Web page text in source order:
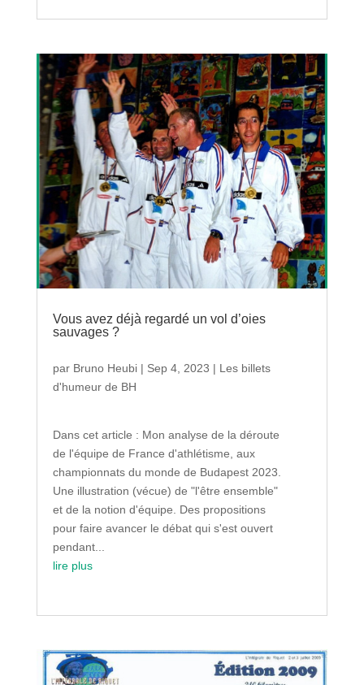
Vous avez déjà regardé un vol d’oies
sauvages ?
par Bruno Heubi| Sep 4, 2023 | Les billets
d'humeur de BH
Dans cet article : Mon analyse de la déroute
de l'équipe de France d'athlétisme, aux
championnats du monde de Budapest 2023.
Une illustration (vécue) de "l'être ensemble"
et de la notion d'équipe. Des propositions
pour faire avancer le débat qui s'est ouvert
pendant...
lire plus